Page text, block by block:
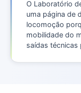
O Laboratório
uma página de
locomoção
mobilidade do
saídas técnicas